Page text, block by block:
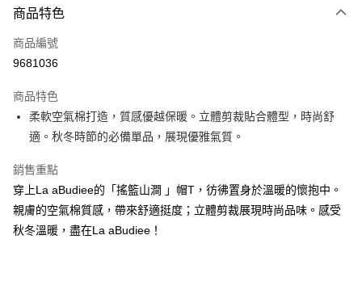
信用卡一次付款
LINE Pay
悠遊付
ATM付款
貨到付款
運送方式
付款後全家純取貨
商品特色
商品編號
9681036
商品特色
柔軟空氣棉打造，質感優越保暖。立體剪裁貼合體型，時尚舒
適。秋冬時節的必備單品，展現優雅氣質。
銷售重點
穿上La aBudiee的「搖籃山澗 」帽T，彷彿置身於溫暖的懷抱中。
親膚的空氣棉質感，帶來舒適挺度；立體剪裁展現時尚品味。感受
秋冬溫暖，盡在La aBudiee！